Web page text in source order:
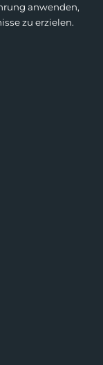
anwenden,
zu erzielen.